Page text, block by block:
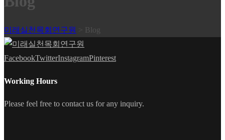
미래실천목회연구원 > Blog
FacebookTwitterInstagramPinterest
Working Hours
Please feel free to contact us for any inquiry.